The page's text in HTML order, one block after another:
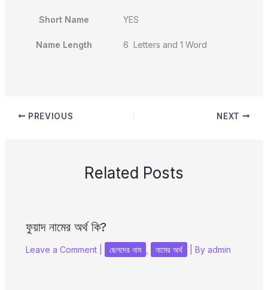
Short Name YES
Name Length 6 Letters and 1 Word
PREVIOUS NEXT
Related Posts
ফুয়াদ নামের অর্থ কি?
Leave a Comment ছেলদের নাম নামের অর্থ | By admin